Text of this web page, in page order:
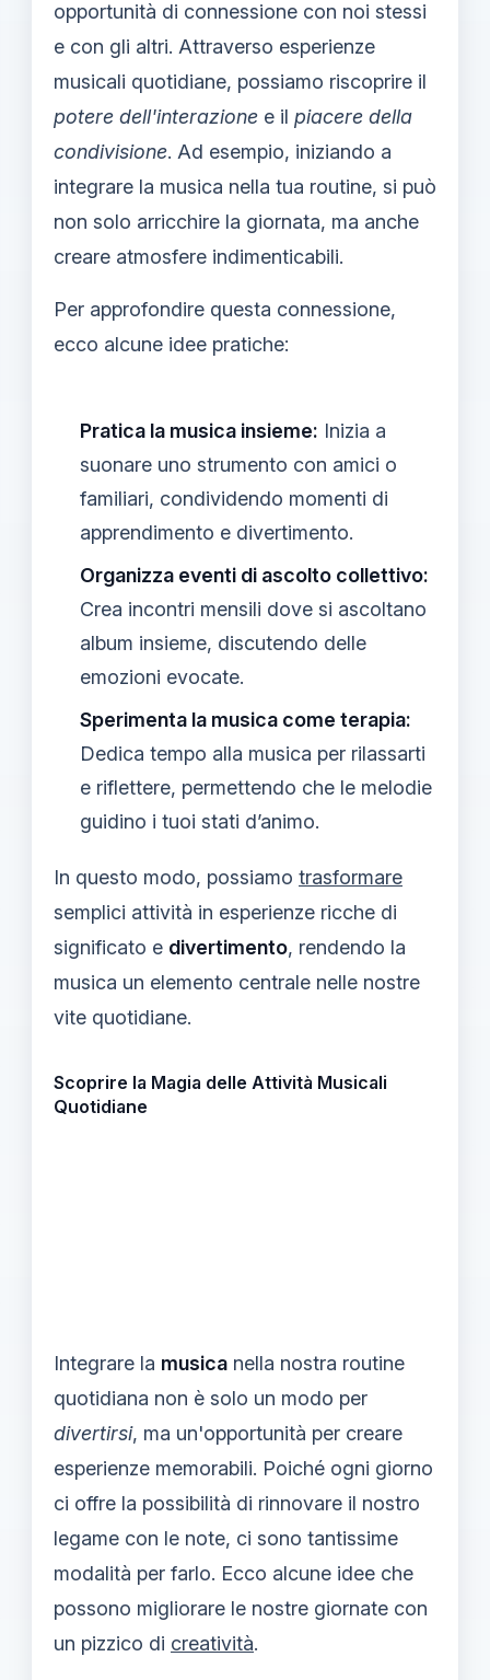
opportunità di connessione con noi stessi
e con gli altri. Attraverso esperienze
musicali quotidiane, possiamo riscoprire il
potere dell'interazione e il piacere della
condivisione. Ad esempio, iniziando a
integrare la musica nella tua routine, si può
non solo arricchire la giornata, ma anche
creare atmosfere indimenticabili.
Per approfondire questa connessione,
ecco alcune idee pratiche:
Pratica la musica insieme: Inizia a
suonare uno strumento con amici o
familiari, condividendo momenti di
apprendimento e divertimento.
Organizza eventi di ascolto collettivo:
Crea incontri mensili dove si ascoltano
album insieme, discutendo delle
emozioni evocate.
Sperimenta la musica come terapia:
Dedica tempo alla musica per rilassarti
e riflettere, permettendo che le melodie
guidino i tuoi stati d’animo.
In questo modo, possiamo trasformare
semplici attività in esperienze ricche di
significato e divertimento, rendendo la
musica un elemento centrale nelle nostre
vite quotidiane.
Scoprire la Magia delle Attività Musicali
Quotidiane
Integrare la musica nella nostra routine
quotidiana non è solo un modo per
divertirsi, ma un'opportunità per creare
esperienze memorabili. Poiché ogni giorno
ci offre la possibilità di rinnovare il nostro
legame con le note, ci sono tantissime
modalità per farlo. Ecco alcune idee che
possono migliorare le nostre giornate con
un pizzico di creatività.